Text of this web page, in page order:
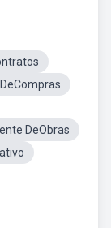
DeObras